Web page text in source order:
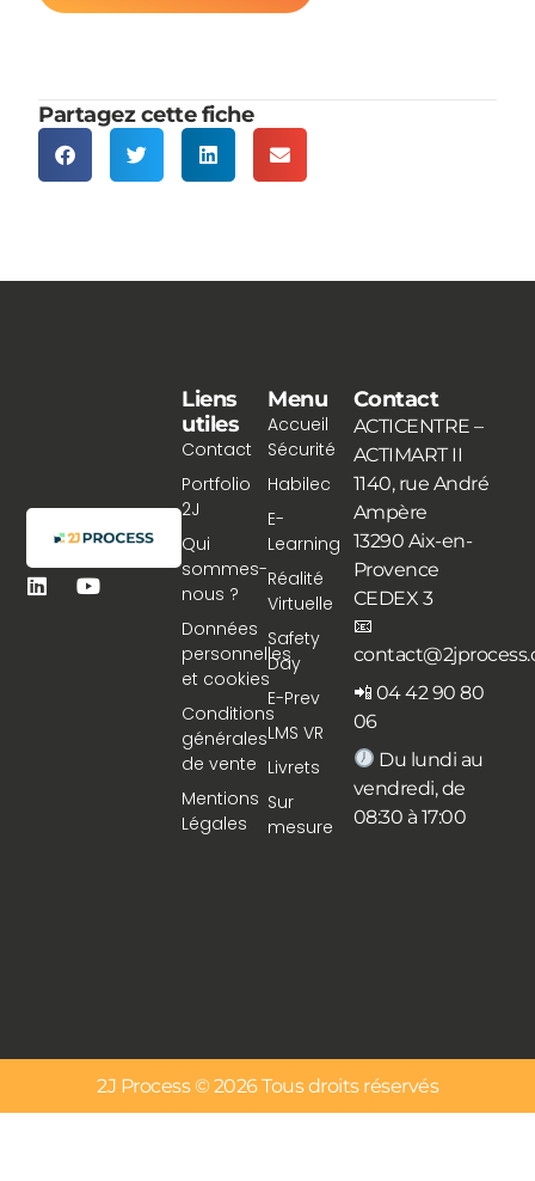
Partagez cette fiche
Menu
Accueil
Sécurité
Habilec
E-
Learning
Réalité
Virtuelle
Safety
Day
E-Prev
LMS VR
Livrets
Sur
mesure
Liens
utiles
Contact
Portfolio
2J
Qui
sommes-
nous ?
Données
personnelles
et cookies
Conditions
générales
de vente
Mentions
Légales
Contact
ACTICENTRE –
ACTIMART II
1140, rue André
Ampère
13290 Aix-en-
Provence
CEDEX 3
📧
📲 04 42 90 80
06
Du lundi au
vendredi, de
08:30 à 17:00
2J Process © 2026 Tous droits réservés